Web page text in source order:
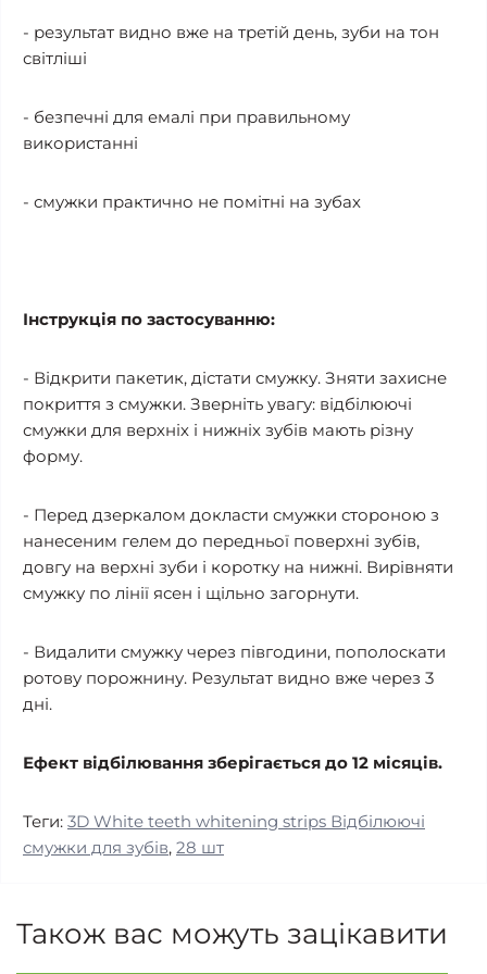
- результат видно вже на третій день, зуби на тон
світліші
- безпечні для емалі при правильному
використанні
- смужки практично не помітні на зубах
Інструкція по застосуванню:
- Відкрити пакетик, дістати смужку. Зняти захисне
покриття з смужки. Зверніть увагу: відбілюючі
смужки для верхніх і нижніх зубів мають різну
форму.
- Перед дзеркалом докласти смужки стороною з
нанесеним гелем до передньої поверхні зубів,
довгу на верхні зуби і коротку на нижні. Вирівняти
смужку по лінії ясен і щільно загорнути.
- Видалити смужку через півгодини, пополоскати
ротову порожнину. Результат видно вже через 3
дні.
Ефект відбілювання зберігається до 12 місяців.
Теги: 3D White teeth whitening strips Відбілюючі
смужки для зубів, 28 шт
Також вас можуть зацікавити